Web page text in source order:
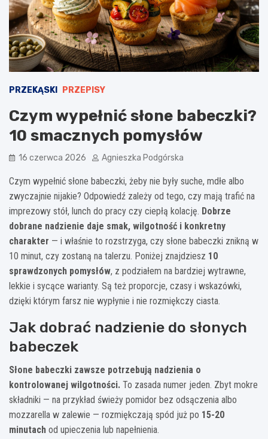
PRZEKĄSKI PRZEPISY
Czym wypełnić słone babeczki?
10 smacznych pomysłów
16 czerwca 2026 Agnieszka Podgórska
Czym wypełnić słone babeczki, żeby nie były suche, mdłe albo
zwyczajnie nijakie? Odpowiedź zależy od tego, czy mają trafić na
imprezowy stół, lunch do pracy czy ciepłą kolację. Dobrze
dobrane nadzienie daje smak, wilgotność i konkretny
charakter — i właśnie to rozstrzyga, czy słone babeczki znikną w
10 minut, czy zostaną na talerzu. Poniżej znajdziesz 10
sprawdzonych pomysłów, z podziałem na bardziej wytrawne,
lekkie i sycące warianty. Są też proporcje, czasy i wskazówki,
dzięki którym farsz nie wypłynie i nie rozmiękczy ciasta.
Jak dobrać nadzienie do słonych
babeczek
Słone babeczki zawsze potrzebują nadzienia o
kontrolowanej wilgotności. To zasada numer jeden. Zbyt mokre
składniki — na przykład świeży pomidor bez odsączenia albo
mozzarella w zalewie — rozmiękczają spód już po 15-20
minutach od upieczenia lub napełnienia.